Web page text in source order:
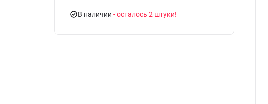
В наличии - осталось 2 штуки